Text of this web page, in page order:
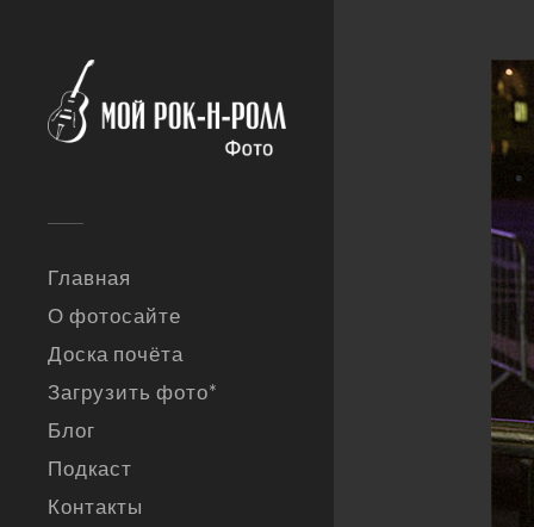
Главная
О фотосайте
Доска почёта
Загрузить фото*
Блог
Подкаст
Контакты